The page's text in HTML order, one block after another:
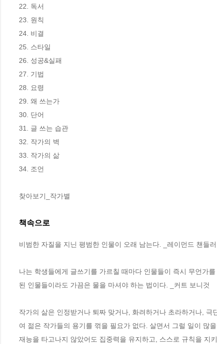
22. 독서
23. 원칙
24. 비결
25. 스타일
26. 성공&실패
27. 기법
28. 요령
29. 왜 쓰는가
30. 단어
31. 글 쓰는 습관
32. 작가의 벽
33. 작가의 삶
34. 조언
찾아보기_작가별
책속으로
비범한 자질을 지닌 평범한 인물이 오래 남는다. _레이먼드 챈들러
나는 학생들에게 글쓰기를 가르칠 때마다 인물들이 즉시 무언가
된 인물들이라도 가끔은 물을 마셔야 하는 법이다. _커트 보니것
작가의 삶은 인정받거나 퇴짜 맞거나, 화려하거나 초라하거나,
여 젊은 작가들의 용기를 꺾을 필요가 없다. 살면서 그럴 일이 많
재능을 타고나지 않았어도 집중력을 유지하고, 스스로 규칙을 지